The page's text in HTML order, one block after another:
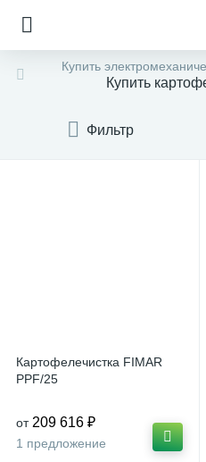
Купить
Купить
Фильтр
Картофелечистка FIMAR
PPF/25
от 209 616 ₽
1 предложение